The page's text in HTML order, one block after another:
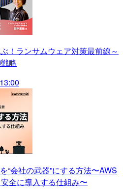
！ランサムウェア対策最前線～
略
“会社の武器”にする方法〜AWS
全に導入する仕組み〜